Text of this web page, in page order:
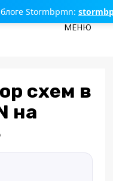
Stormbpmn:
МЕНЮ
схем в
на